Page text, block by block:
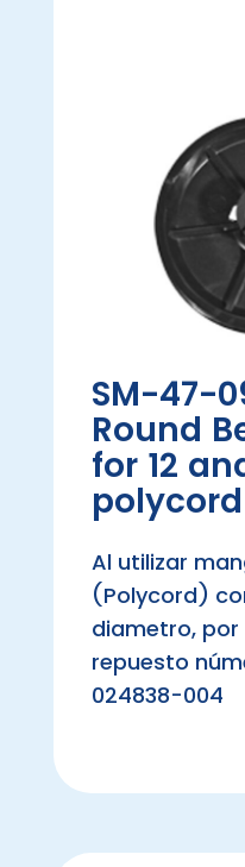
SM-47-
Round
for 12
polycord
Al utilizar
(Polycord)
diametro,
repuesto
024838-004